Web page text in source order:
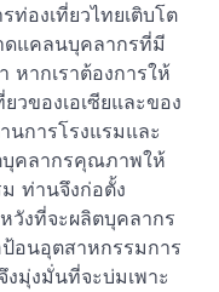
องเที่ยวไทยเติบโต
ดแคลนบุคลากรที่มี
ากเราต้องการให้
วของเอเซียและของ
นการโรงแรมและ
บุคลากรคุณภาพให้
ท่านจึงก่อตั้ง
วังที่จะผลิตบุคลากร
อนอุตสาหกรรมการ
งมุ่งมั่นที่จะบ่มเพาะ